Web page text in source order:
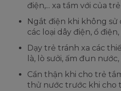
điện,... xa tầm với của
Ngắt điện khi không
các loại dây điện, ổ
Dạy trẻ tránh xa các
là, lò sưởi, ấm đun
Cẩn thận khi cho trẻ
thử nước trước khi cho